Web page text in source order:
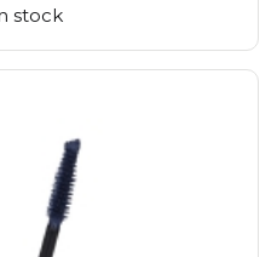
stock